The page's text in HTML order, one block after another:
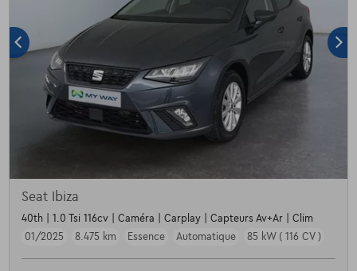
Seat Ibiza
40th | 1.0 Tsi 116cv | Caméra | Carplay | Capteurs Av+Ar | Clim
01/2025
8.475 km Essence Automatique 85 kW ( 116 CV )